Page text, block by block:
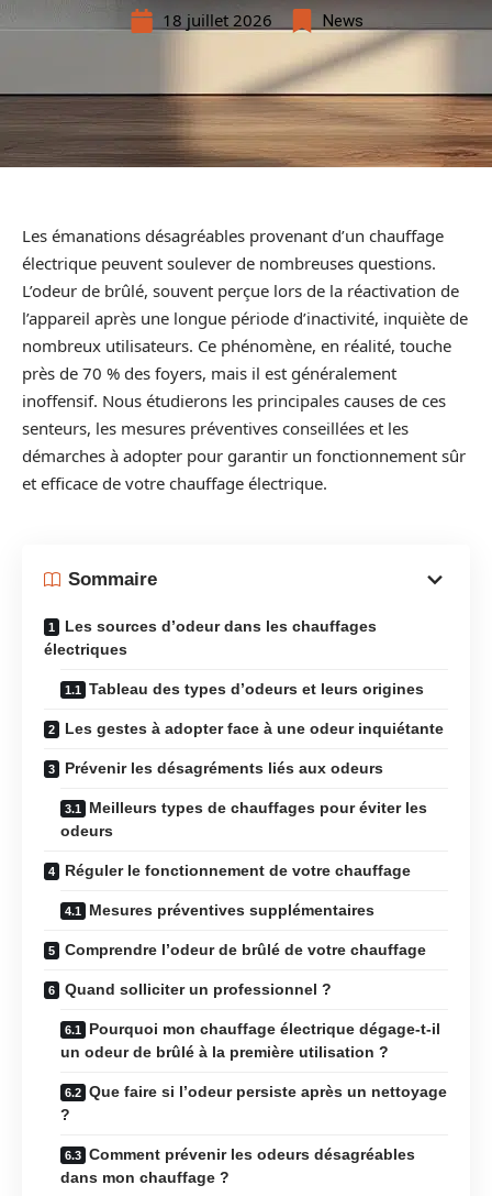
18 juillet 2026 News
Les émanations désagréables provenant d’un chauffage
électrique peuvent soulever de nombreuses questions.
L’odeur de brûlé, souvent perçue lors de la réactivation de
l’appareil après une longue période d’inactivité, inquiète de
nombreux utilisateurs. Ce phénomène, en réalité, touche
près de 70 % des foyers, mais il est généralement
inoffensif. Nous étudierons les principales causes de ces
senteurs, les mesures préventives conseillées et les
démarches à adopter pour garantir un fonctionnement sûr
et efficace de votre chauffage électrique.
Sommaire
Les sources d’odeur dans les chauffages
électriques
Tableau des types d’odeurs et leurs origines
Les gestes à adopter face à une odeur inquiétante
Prévenir les désagréments liés aux odeurs
Meilleurs types de chauffages pour éviter les
odeurs
Réguler le fonctionnement de votre chauffage
Mesures préventives supplémentaires
Comprendre l’odeur de brûlé de votre chauffage
Quand solliciter un professionnel ?
Pourquoi mon chauffage électrique dégage-t-il
un odeur de brûlé à la première utilisation ?
Que faire si l’odeur persiste après un nettoyage
?
Comment prévenir les odeurs désagréables
dans mon chauffage ?